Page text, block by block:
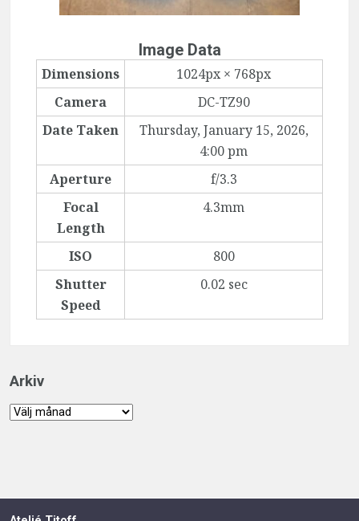
Image Data
Dimensions
1024px × 768px
Camera
DC-TZ90
Date Taken
Thursday, January 15, 2026,
4:00 pm
Aperture
f/3.3
Focal
Length
4.3mm
ISO
800
Shutter
Speed
0.02 sec
Arkiv
Arkiv